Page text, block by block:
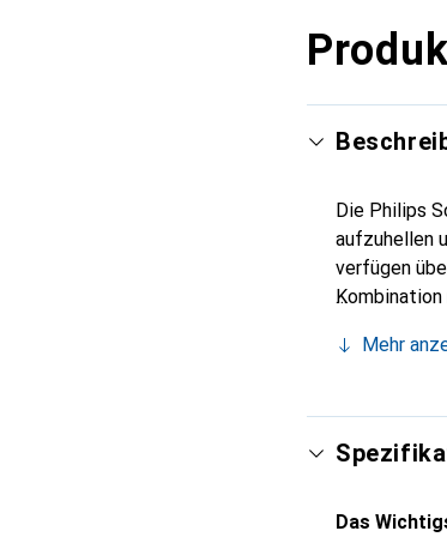
Die Philips
aufzuhellen
verfügen
White-
Mundraums.
lenkt – für
automatisch
Mehr
Das